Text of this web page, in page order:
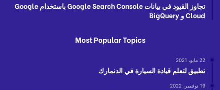
تجاوز القيود في بيانات Google Search Console باستخدام Google
Cloud و BigQuery
Most Popular Topics
22 مايو، 2021
تطبيق لتعلم قيادة السيارة في الدنمارك
19 نوفمبر، 2022